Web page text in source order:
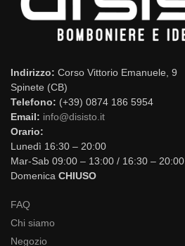
Indirizzo: Corso Vittorio Emanuele, 9
Spinete (CB)
Telefono: (+39) 0874 186 5954
Email: info@disisto.it
Orario:
Lunedì 16:30 – 20:00
Mar-Sab 09:00 – 13:00 / 16:30 – 20:00
Domenica CHIUSO
FAQ
Chi siamo
Negozio